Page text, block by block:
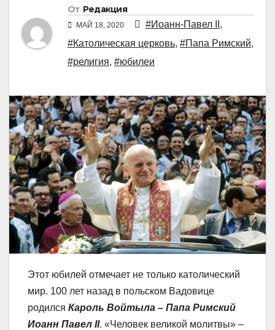
От Редакция
МАЙ 18, 2020 #Иоанн-Павел II ,
#Католическая церковь, #Папа Римский,
#религия, #юбилеи
Этот юбилей отмечает не только католический
мир. 100 лет назад в польском Вадовице
родился Кароль Войтыла – Папа Римский
Иоанн Павел II. «Человек великой молитвы» –